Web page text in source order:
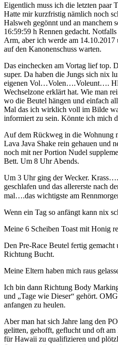
Eigentlich muss ich die letzten paar
Hatte mir kurzfristig nämlich noch
Halsweh gegönnt und an manchem
16:59:59 h Rennen gedacht.
Arm, aber ich werde am
auf den Kanonenschuss warten.
Das einchecken am Vortag lief top.
super. Da haben die Jungs sich nix
eigenen Vol…Volen….Voleunt….
Wechselzone erklärt hat. Wie man
wo die Beutel hängen und einfach
Mal das ich wirklich voll im Bilde
informiert zu sein. Könnte ich mich
Auf dem Rückweg in die Wohnung
Lava Java Shake rein gehauen und
noch mit ner Portion Nudel
Bett. Um 8 Uhr Abends.
Um 3 Uhr ging der Wecker.
geschlafen und das allererste nach
mal….das wichtigste am
Wenn ein Tag so anfängt kann nix
Meine 6 Scheiben Toast mit Honig
Den Pre-Race Beutel fertig
Richtung Bucht.
Meine Eltern haben mich raus
Ich bin dann Richtung Body
und „Tage wie Dieser“ gehört.
anfangen zu heulen.
Aber man hat sich Jahre lang den
gelitten, gehofft, geflucht und oft
für Hawaii zu qualifizieren und